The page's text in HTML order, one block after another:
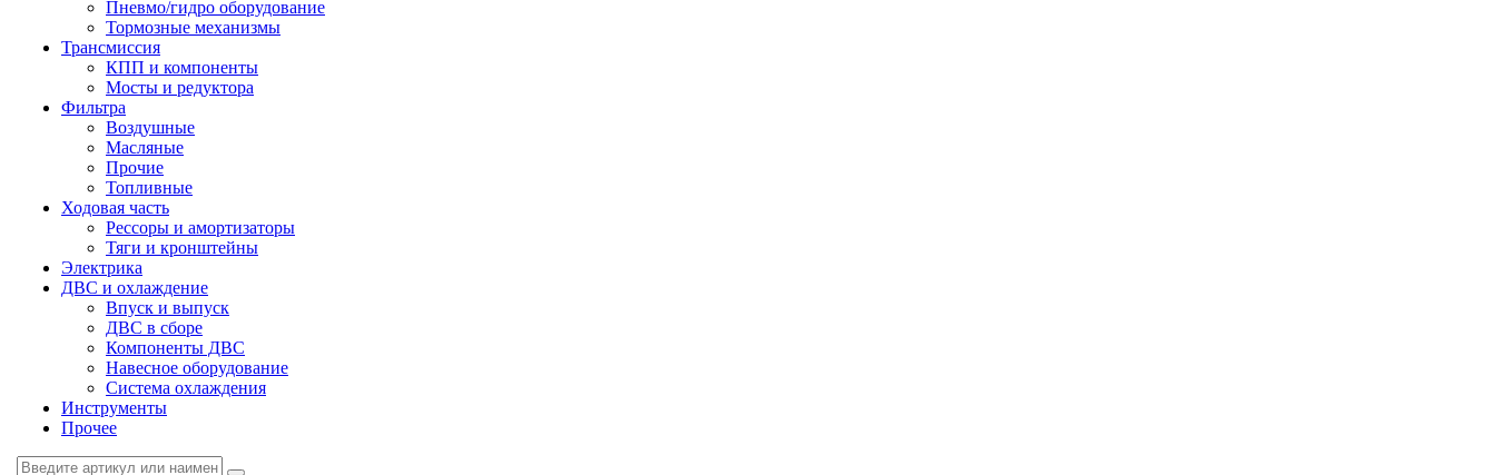
Пневмо/гидро оборудование
Тормозные механизмы
Трансмиссия
КПП и компоненты
Мосты и редуктора
Фильтра
Воздушные
Масляные
Прочие
Топливные
Ходовая часть
Рессоры и амортизаторы
Тяги и кронштейны
Электрика
ДВС и охлаждение
Впуск и выпуск
ДВС в сборе
Компоненты ДВС
Навесное оборудование
Система охлаждения
Инструменты
Прочее